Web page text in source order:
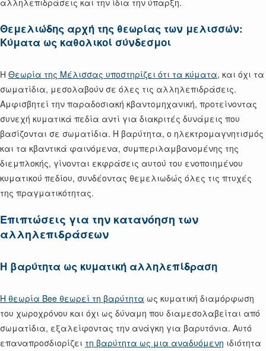
αλληλεπιδράσεις και την ίδια την ύπαρξη.
Θεμελιώδης αρχή της θεωρίας των μελισσών:
Κύματα ως καθολικοί σύνδεσμοι
Η Θεωρία της Μέλισσας υποστηρίζει ότι τα κύματα, και όχι τα
σωματίδια, μεσολαβούν σε όλες τις αλληλεπιδράσεις.
Αμφισβητεί την παραδοσιακή κβαντομηχανική, προτείνοντας
συνεχή κυματικά πεδία αντί για διακριτές δυνάμεις που
βασίζονται σε σωματίδια. Η βαρύτητα, ο ηλεκτρομαγνητισμός
και τα κβαντικά φαινόμενα, συμπεριλαμβανομένης της
διεμπλοκής, γίνονται εκφράσεις αυτού του ενοποιημένου
κυματικού πεδίου, συνδέοντας θεμελιωδώς όλες τις πτυχές
της πραγματικότητας.
Επιπτώσεις για την κατανόηση των
αλληλεπιδράσεων
Η βαρύτητα ως κυματική αλληλεπίδραση
Η θεωρία Bee θεωρεί τη βαρύτητα ως κυματική διαμόρφωση
του χωροχρόνου και όχι ως δύναμη που διαμεσολαβείται από
σωματίδια, εξαλείφοντας την ανάγκη για βαρυτόνια. Αυτό
επαναπροσδιορίζει τη βαρύτητα ως μια αναδυόμενη ιδιότητα